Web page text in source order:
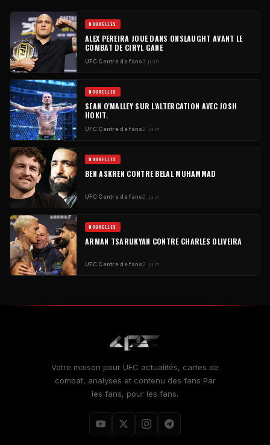
NOUVELLES
ALEX PEREIRA JOUE DANS ONSLAUGHT AVANT LE
COMBAT DE CIRYL GANE
UFCCentre de fans3 juin
NOUVELLES
SEAN O'MALLEY SUR L'ALTERCATION AVEC JOSH
HOKIT.
UFCCentre de fans2 juin
NOUVELLES
BEN ASKREN CONTRE BELAL MUHAMMAD
UFCCentre de fans2 juin
NOUVELLES
ARMAN TSARUKYAN CONTRE CHARLES OLIVEIRA
UFCCentre de fans2 juin
Votre maison pour UFC actualités, cartes de
combat, analyses et contenu des fans Par
les fans, pour les fans.